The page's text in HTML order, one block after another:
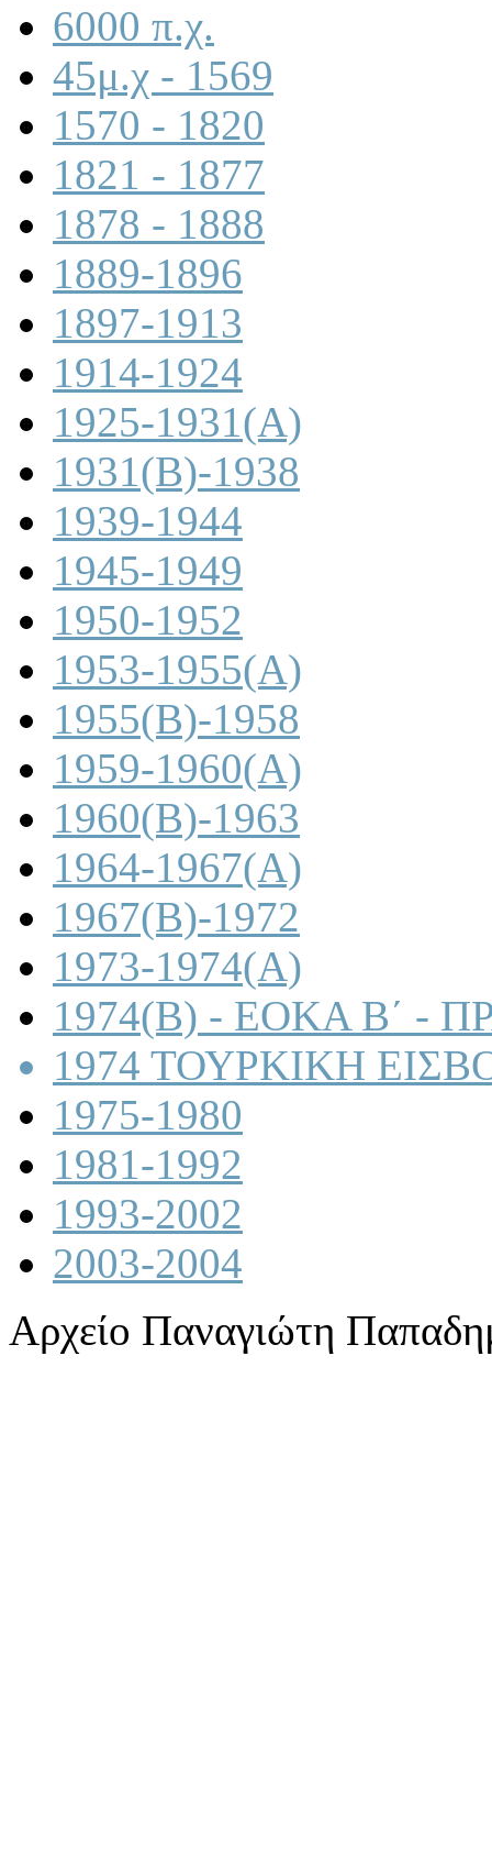
6000 π.χ.
45μ.χ - 1569
1570 - 1820
1821 - 1877
1878 - 1888
1889-1896
1897-1913
1914-1924
1925-1931(A)
1931(B)-1938
1939-1944
1945-1949
1950-1952
1953-1955(A)
1955(B)-1958
1959-1960(A)
1960(B)-1963
1964-1967(A)
1967(B)-1972
1973-1974(A)
1974(B) - ΕΟΚΑ Β΄ -
1974 ΤΟΥΡΚΙΚΗ
1975-1980
1981-1992
1993-2002
2003-2004
Αρχείο Παναγιώτη